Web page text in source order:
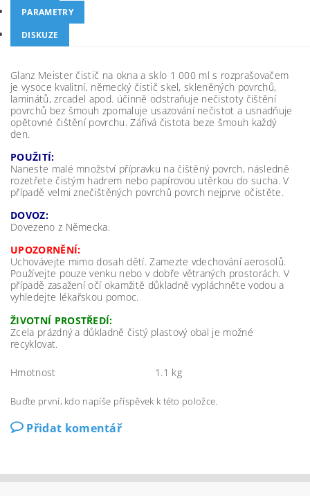
PARAMETRY
DISKUZE
Glanz Meister čistič na okna a sklo 1 000 ml s rozprašovačem
je vysoce kvalitní, německý čistič skel, skleněných povrchů,
laminátů, zrcadel apod. účinně odstraňuje nečistoty čištění
povrchů bez šmouh zpomaluje usazování nečistot a usnadňuje
opětovné čištění povrchu. Zářivá čistota beze šmouh každý
den.
POUŽITÍ:
Naneste malé množství přípravku na čištěný povrch, následně
rozetřete čistým hadrem nebo papírovou utěrkou do sucha. V
případě velmi znečištěných povrchů povrch nejprve očistěte.
DOVOZ:
Dovezeno z Německa.
UPOZORNĚNÍ:
Uchovávejte mimo dosah dětí. Zamezte vdechování aerosolů.
Používejte pouze venku nebo v dobře větraných prostorách. V
případě zasažení očí okamžitě důkladně vypláchněte vodou a
vyhledejte lékařskou pomoc.
ŽIVOTNÍ PROSTŘEDÍ:
Zcela prázdný a důkladně čistý plastový obal je možné
recyklovat.
Hmotnost 1.1 kg
Buďte první, kdo napíše příspěvek k této položce.
Přidat komentář